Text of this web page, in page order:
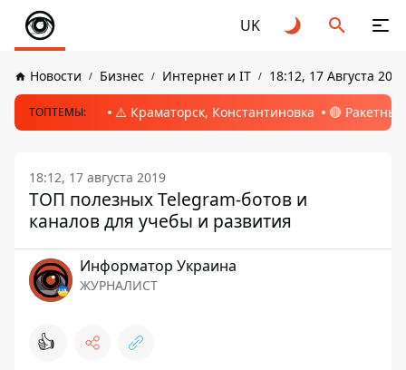
UK
Новости Бизнес Интернет и IT 18:12, 17 Августа 2019
ТОПТЕМЫ: ⚠️ Краматорск, Константиновка 🔴
18:12, 17 августа 2019
ТОП полезных Telegram-ботов и
каналов для учебы и развития
Информатор Украина
ЖУРНАЛИСТ
👍